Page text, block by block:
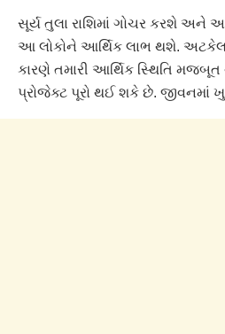
સૂર્ય તુલા રાશિમાં ગોચર કરશે
આ લોકોને આર્થિક લાભ થશે.
કારણે તમારી આર્થિક સ્થિતિ મજબૂત
પ્રોજેક્ટ પૂરો થઈ શકે છે.